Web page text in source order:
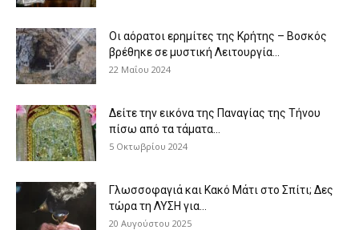
Οι αόρατοι ερημίτες της Κρήτης – Βοσκός
βρέθηκε σε μυστική Λειτουργία...
22 Μαΐου 2024
Δείτε την εικόνα της Παναγίας της Τήνου
πίσω από τα τάματα...
5 Οκτωβρίου 2024
Γλωσσοφαγιά και Κακό Μάτι στο Σπίτι; Δες
τώρα τη ΛΥΣΗ για...
20 Αυγούστου 2025